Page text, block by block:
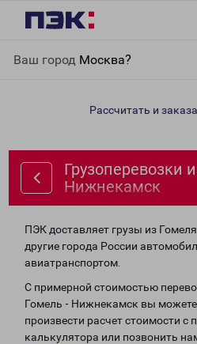
Ваш город Москва?
Нижнекамск
Рассчитать и
Грузоперевозки
Нижнекамск
ПЭК доставляет грузы из
другие города России
авиатранспортом.
С примерной стоимостью
Гомель - Нижнекамск вы можете
произвести расчет стоимости
калькулятора или позвонить